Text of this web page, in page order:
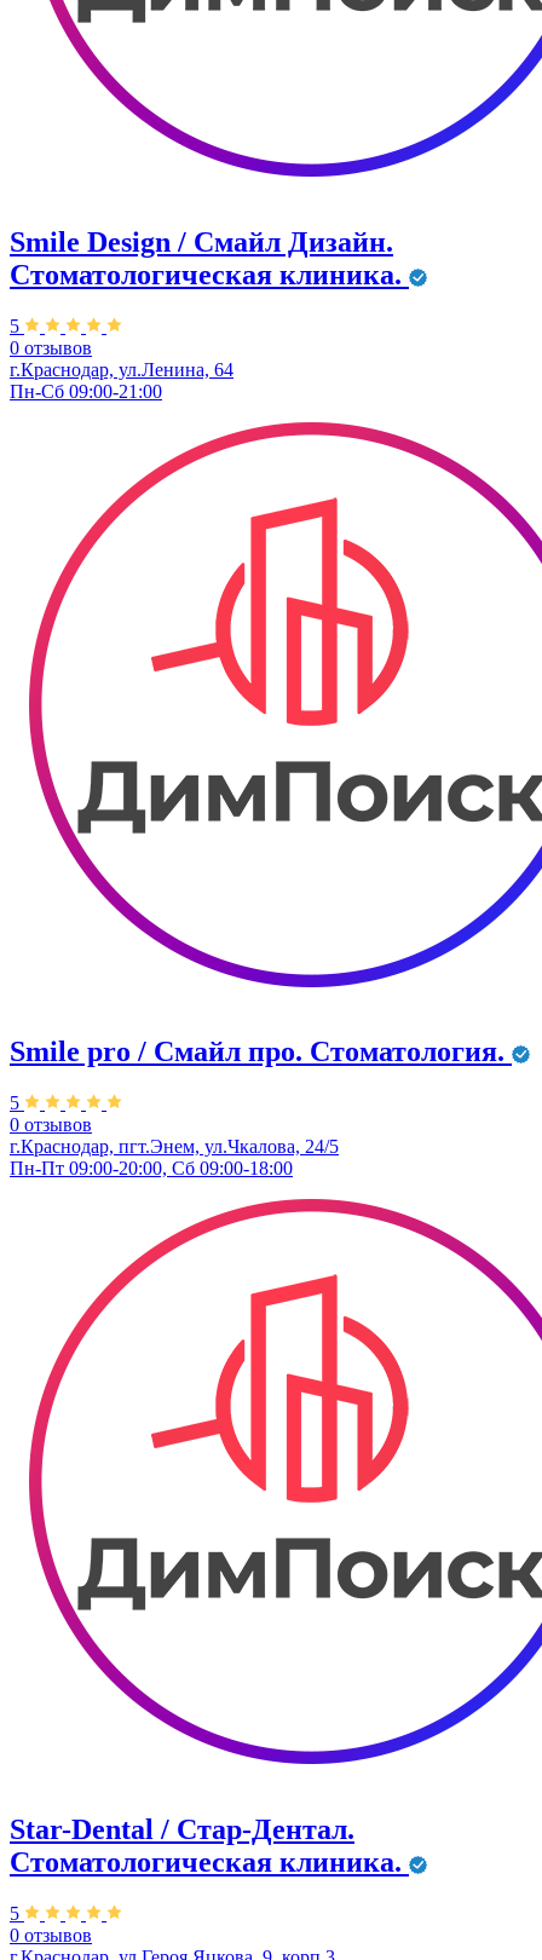
Smile Design / Смайл Дизайн.
Стоматологическая клиника.
5
0 отзывов
г.Краснодар, ул.Ленина, 64
Пн-Сб 09:00-21:00
Smile pro / Смайл про. Стоматология.
5
0 отзывов
г.Краснодар, пгт.Энем, ул.Чкалова, 24/5
Пн-Пт 09:00-20:00, Сб 09:00-18:00
Star-Dental / Стар-Дентал.
Стоматологическая клиника.
5
0 отзывов